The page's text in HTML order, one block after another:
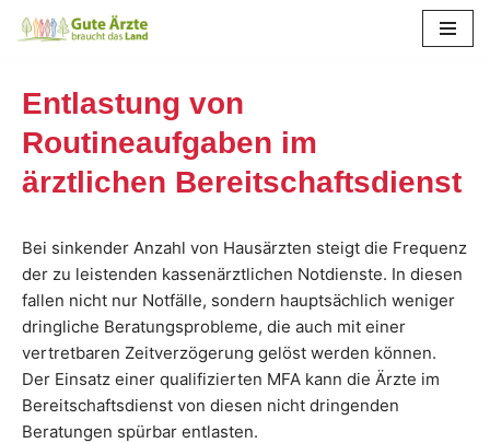
springen
Entlastung von
Routineaufgaben im
ärztlichen Bereitschaftsdienst
Bei sinkender Anzahl von Hausärzten steigt die Frequenz
der zu leistenden kassenärztlichen Notdienste. In diesen
fallen nicht nur Notfälle, sondern hauptsächlich weniger
dringliche Beratungsprobleme, die auch mit einer
vertretbaren Zeitverzögerung gelöst werden können.
Der Einsatz einer qualifizierten MFA kann die Ärzte im
Bereitschaftsdienst von diesen nicht dringenden
Beratungen spürbar entlasten.